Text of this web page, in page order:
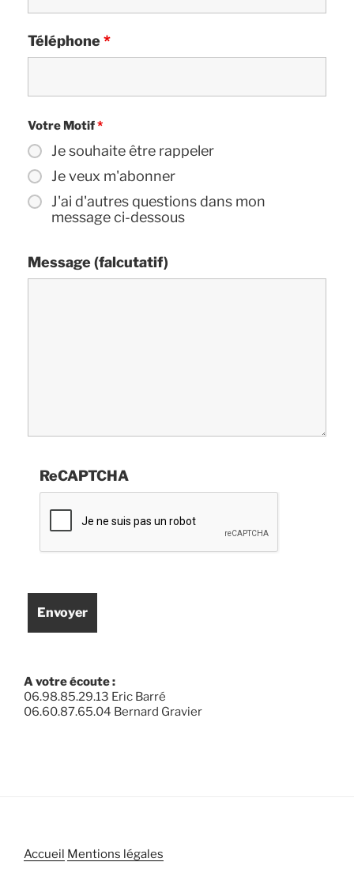
Téléphone *
Votre Motif*
Je souhaite être rappeler
Je veux m'abonner
J'ai d'autres questions dans mon
message ci-dessous
Message (falcutatif)
ReCAPTCHA
A votre écoute :
06.98.85.29.13 Eric Barré
06.60.87.65.04 Bernard Gravier
Accueil Mentions légales